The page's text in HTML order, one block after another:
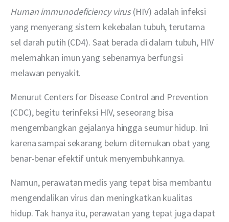
Human immunodeficiency virus (HIV) adalah infeksi
yang menyerang sistem kekebalan tubuh, terutama
sel darah putih (CD4). Saat berada di dalam tubuh, HIV
melemahkan imun yang sebenarnya berfungsi
melawan penyakit.
Menurut Centers for Disease Control and Prevention
(CDC), begitu terinfeksi HIV, seseorang bisa
mengembangkan gejalanya hingga seumur hidup. Ini
karena sampai sekarang belum ditemukan obat yang
benar-benar efektif untuk menyembuhkannya.
Namun, perawatan medis yang tepat bisa membantu
mengendalikan virus dan meningkatkan kualitas
hidup. Tak hanya itu, perawatan yang tepat juga dapat